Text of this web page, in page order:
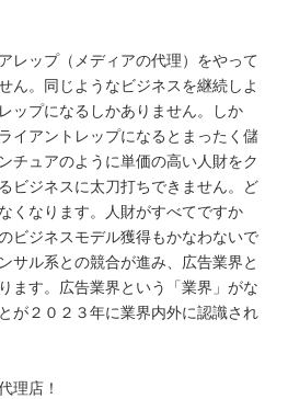
レップ（メディアの代理）をやって
ん。同じようなビジネスを継続しよ
ップになるしかありません。しか
イアントレップになるとまったく儲
チュアのように単価の高い人財をク
ビジネスに太刀打ちできません。ど
くなります。人財がすべてですか
ビジネスモデル獲得もかなわないで
サル系との競合が進み、広告業界と
ます。広告業界という「業界」がな
が２０２３年に業界内外に認識され
理店！